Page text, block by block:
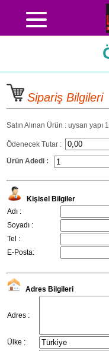
Sipariş Bilgileri
Satın Alınan Ürün : uysan yapı
Ödenecek Tutar :
Ürün Adedi :
Kişisel Bilgiler
Adı :
Soyadı :
Tel :
E-Posta:
Adres Bilgileri
Adres :
Ülke :